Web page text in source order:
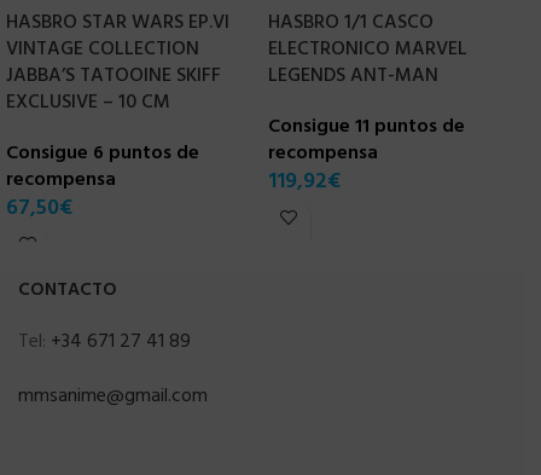
HASBRO STAR WARS EP.VI
VINTAGE COLLECTION
JABBA’S TATOOINE SKIFF
EXCLUSIVE – 10 CM
Consigue 6 puntos de
recompensa
67,50€
HASBRO 1/1 CASCO
ELECTRONICO MARVEL
LEGENDS ANT-MAN
Consigue 11 puntos de
recompensa
119,92€
CONTACTO
Tel: +34 671 27 41 89
mmsanime@gmail.com